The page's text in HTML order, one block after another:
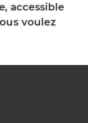
accessible
voulez